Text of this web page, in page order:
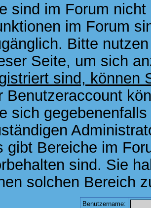
sind im Forum
im Forum
Bitte
Seite, um sich
sind, können
Benutzeraccount
sich
gibt Bereiche im
sind. Sie
solchen Bereich
Benutzername: